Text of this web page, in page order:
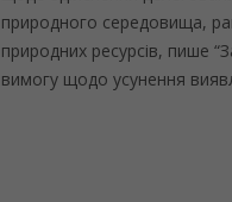
природного середовища,
природних ресурсів, пише
вимогу щодо усунення